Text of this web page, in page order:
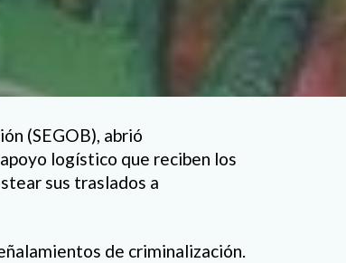
(SEGOB), abrió
logístico que reciben los
sus traslados a
de criminalización.